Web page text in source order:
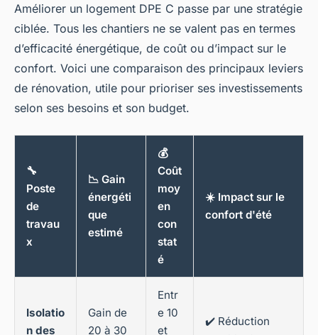
Améliorer un logement DPE C passe par une stratégie
ciblée. Tous les chantiers ne se valent pas en termes
d’efficacité énergétique, de coût ou d’impact sur le
confort. Voici une comparaison des principaux leviers
de rénovation, utile pour prioriser ses investissements
selon ses besoins et son budget.
🔧
Poste
de
travau
x
📉 Gain
énergéti
que
estimé
💰
Coût
moy
en
con
stat
é
☀️ Impact sur le
confort d'été
Isolatio
n des
Gain de
20 à 30
Entr
e 10
et
✔️ Réduction